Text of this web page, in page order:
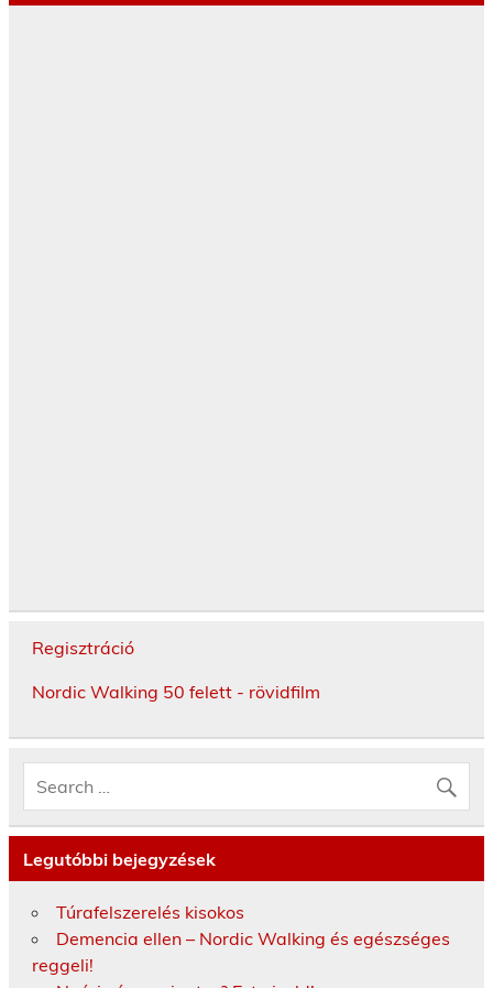
Regisztráció
Nordic Walking 50 felett - rövidfilm
Legutóbbi bejegyzések
Túrafelszerelés kisokos
Demencia ellen – Nordic Walking és egészséges
reggeli!